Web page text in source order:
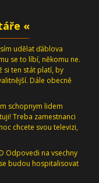
«
udělat ďáblova
se to líbí, někomu ne.
si ten stát platí, by
Dále obecně
schopnym lidem
Treba zamestnanci
chcete svou televizi,
Odpovedi na vsechny
budou hospitalisovat